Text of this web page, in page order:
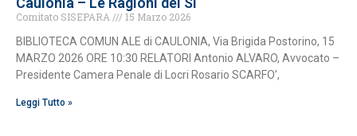
Comitato SISEPARA
15 Marzo 2026
BIBLIOTECA COMUN ALE di CAULONIA, Via Brigida Postorino, 15
MARZO 2026 ORE 10:30 RELATORI Antonio ALVARO, Avvocato –
Presidente Camera Penale di Locri Rosario SCARFO’,
Leggi Tutto »